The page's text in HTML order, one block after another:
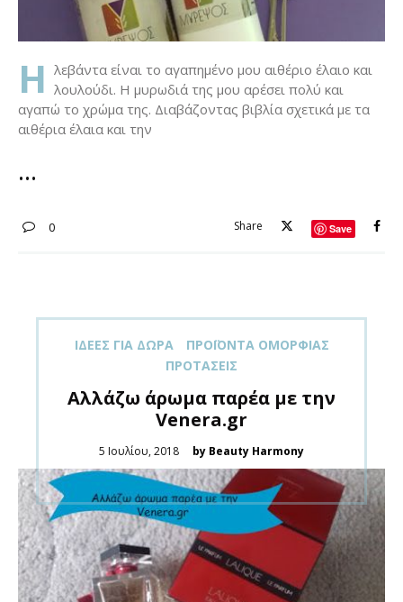
H λεβάντα είναι το αγαπημένο μου αιθέριο έλαιο και
λουλούδι. Η μυρωδιά της μου αρέσει πολύ και
αγαπώ το χρώμα της. Διαβάζοντας βιβλία σχετικά με τα
αιθέρια έλαια και την
0 Share Save
ΙΔΈΕΣ ΓΙΑ ΔΏΡΑ
ΠΡΟΪΌΝΤΑ ΟΜΟΡΦΙΆΣ
ΠΡΟΤΆΣΕΙΣ
Aλλάζω άρωμα παρέα με την
Venera.gr
Posted
5 Ιουλίου, 2018 by Beauty Harmony